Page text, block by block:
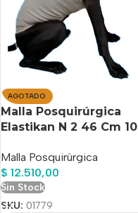
AGOTADO
Malla Posquirúrgica
Elastikan N 2 46 Cm 10
Malla Posquirúrgica
$ 12.510,00
Sin Stock
SKU: 01779